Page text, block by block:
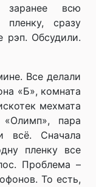
заранее всю
сразу
рэп. Обсудили.
Все делали
«Б», комната
мехмата
пара
Сначала
пленку все
Проблема –
То есть,